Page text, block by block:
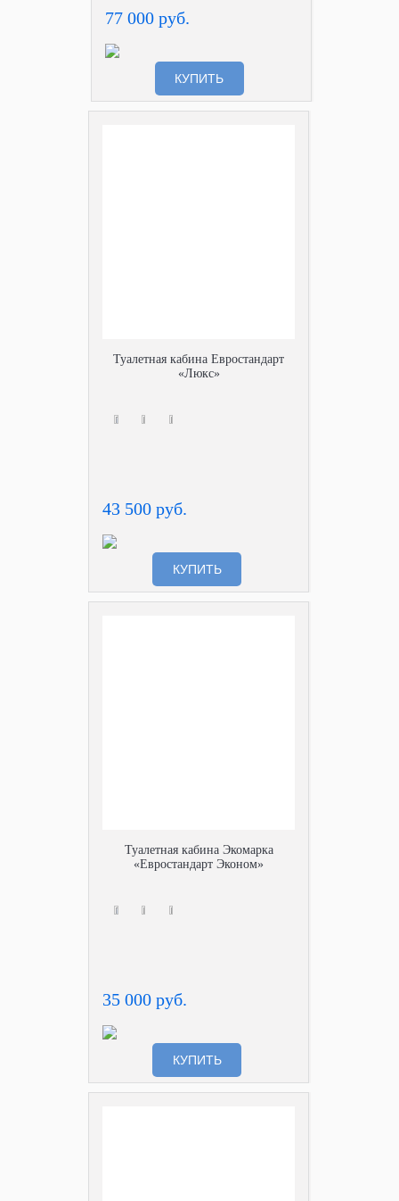
77 000 руб.
КУПИТЬ
Туалетная кабина Евростандарт
«Люкс»
43 500 руб.
КУПИТЬ
Туалетная кабина Экомарка
«Евростандарт Эконом»
35 000 руб.
КУПИТЬ